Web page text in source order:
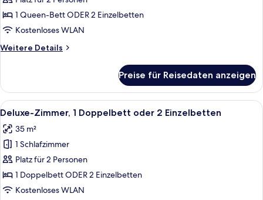
anzeigen
1 Queen-Bett ODER 2 Einzelbetten
Kostenloses WLAN
Weitere Details
Weitere
Zimmer
Preise für Reisedaten anzeigen
Alle
Fotos
für
Deluxe-
Zimmer,
1
Doppelbett
Ein Hotelzimmer mit Bett, Sofa,
5
Deluxe-Zimmer, 1 Doppelbett oder 2 Einzelbetten
35 m²
1 Schlafzimmer
Platz für 2 Personen
1 Doppelbett ODER 2 Einzelbetten
Kostenloses WLAN